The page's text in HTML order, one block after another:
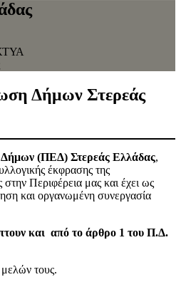
Δήμων Στερεάς
(ΠΕΔ) Στερεάς Ελλάδας,
έκφρασης της
Περιφέρεια μας και έχει ως
και οργανωμένη συνεργασία
και από το άρθρο 1 του Π.Δ.
τους.